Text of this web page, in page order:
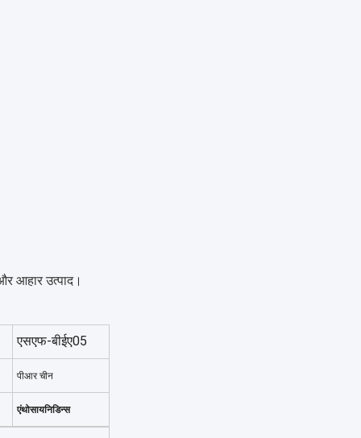
आहार उत्पाद।
एसएफ-बीईए05
पीआर चीन
एंथोसायनिडिन्स